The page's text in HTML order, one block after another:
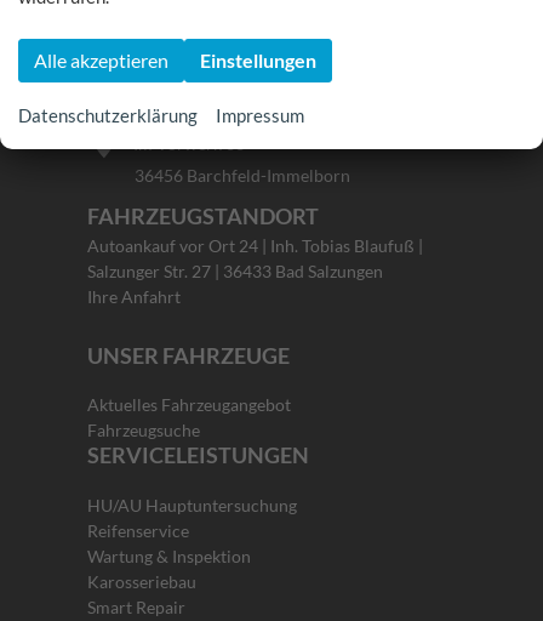
Samstag: 10:00 - 14:00 Uhr
+49 (0) 3695 - 5633832
info@discount-neuwagen .com
Im Vorwerk 33
36456 Barchfeld-Immelborn
FAHRZEUGSTANDORT
Autoankauf vor Ort 24 | Inh. Tobias Blaufuß |
Salzunger Str. 27 | 36433 Bad Salzungen
Ihre Anfahrt
UNSER FAHRZEUGE
Aktuelles Fahrzeugangebot
Fahrzeugsuche
SERVICELEISTUNGEN
HU/AU Hauptuntersuchung
Reifenservice
Wartung & Inspektion
Karosseriebau
Smart Repair
Alle akzeptieren Einstellungen
Datenschutzerklärung Impressum